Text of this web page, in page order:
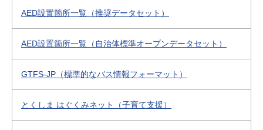
AED設置箇所一覧（推奨データセット）
AED設置箇所一覧（自治体標準オープンデータセット）
GTFS-JP（標準的なバス情報フォーマット）
とくしま はぐくみネット（子育て支援）